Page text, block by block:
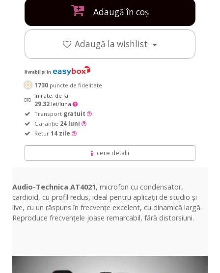
Adaugă în coș
Adaugă la wishlist
livrabil și în
1730 puncte de fidelitate
în rate: de la
29.32 lei/luna
Transport gratuit
Garanție 24 luni
Retur 14 zile
cere detalii
Audio-Technica AT4021, microfon cu condensator,
cardioid, cu profil redus, ideal pentru aplicații de studio și
live, cu un răspuns în frecvențe excelent, cu dinamică largă.
Reproduce frecvențele joase remarcabil, fără distorsiuni.